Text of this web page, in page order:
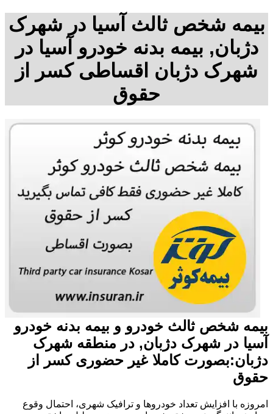
بیمه شخص ثالث آسیا در شهرک
دژبان, بیمه بدنه خودرو آسیا در
شهرک دژبان اقساطی کسر از
حقوق
بیمه شخص ثالث خودرو و بیمه بدنه خودرو
آسیا در شهرک دژبان, در منطقه شهرک
دژبان:بصورت کاملا غیر حضوری کسر از
حقوق
امروزه با افزایش تعداد خودروها و ترافیک شهری، احتمال وقوع